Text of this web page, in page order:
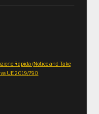
Rapida (Notice and Take
UE 2019/790